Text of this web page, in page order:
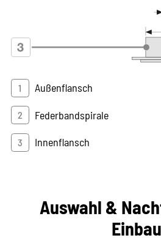
Außenflansch
Federbandspirale
Innenflansch
Auswahl &
Einbau